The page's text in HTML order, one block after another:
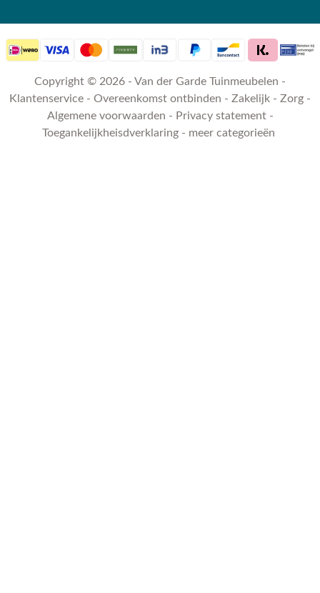
Copyright © 2026 - Van der Garde Tuinmeubelen -
Klantenservice - Overeenkomst ontbinden - Zakelijk - Zorg -
Algemene voorwaarden - Privacy statement-
Toegankelijkheisdverklaring - meer categorieën